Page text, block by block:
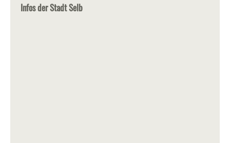
Infos der Stadt Selb